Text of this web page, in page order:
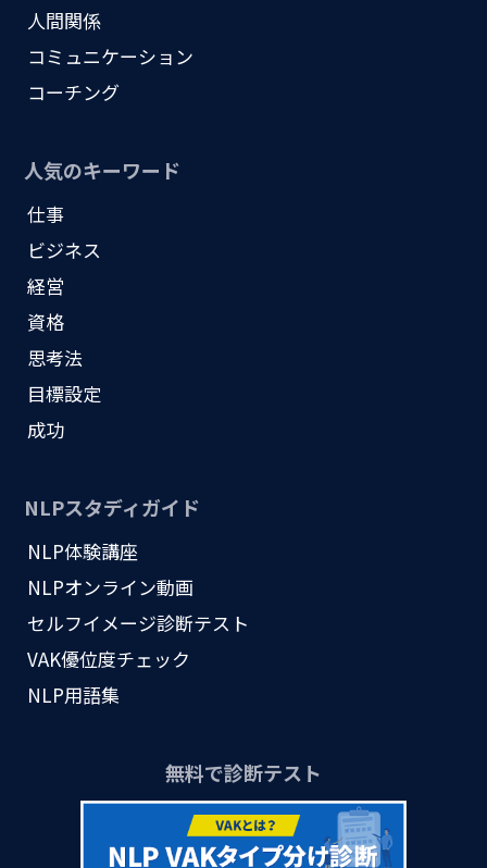
人間関係
コミュニケーション
コーチング
人気のキーワード
仕事
ビジネス
経営
資格
思考法
目標設定
成功
NLPスタディガイド
NLP体験講座
NLPオンライン動画
セルフイメージ診断テスト
VAK優位度チェック
NLP用語集
無料で診断テスト